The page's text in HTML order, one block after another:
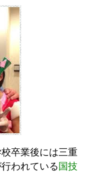
卒業後には三重
われている国技